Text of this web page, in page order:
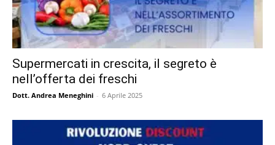
Supermercati in crescita, il segreto è
nell’offerta dei freschi
Dott. Andrea Meneghini - 6 Aprile 2025